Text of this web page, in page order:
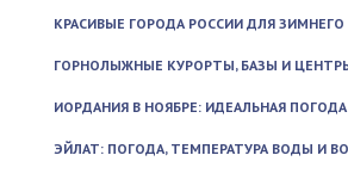
КРАСИВЫЕ ГОРОДА РОССИИ ДЛЯ
ГОРНОЛЫЖНЫЕ КУРОРТЫ, БАЗЫ И
ИОРДАНИЯ В НОЯБРЕ: ИДЕАЛЬНАЯ
ЭЙЛАТ: ПОГОДА, ТЕМПЕРАТУРА ВОДЫ И